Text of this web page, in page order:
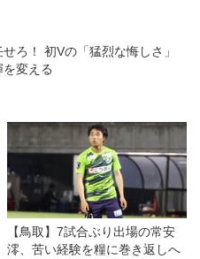
せろ！ 初Vの「猛烈な悔しさ」
変える
【鳥取】7試合ぶり出場の常安
澪、苦い経験を糧に巻き返しへ